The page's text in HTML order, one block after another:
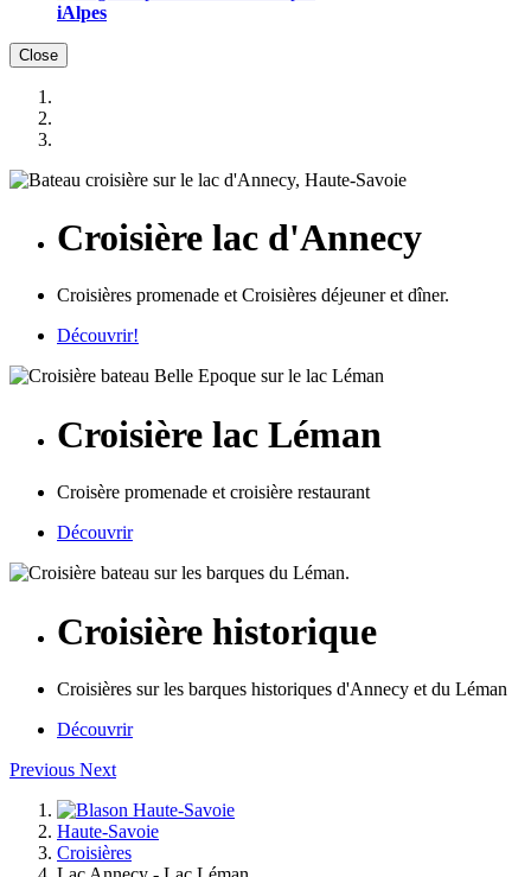
iAlpes
Close
Croisière lac d'Annecy
Croisières promenade et Croisières déjeuner et dîner.
Découvrir!
Croisière lac Léman
Croisère promenade et croisière restaurant
Découvrir
Croisière historique
Croisières sur les barques historiques d'Annecy et du Léman
Découvrir
Previous Next
Haute-Savoie
Croisières